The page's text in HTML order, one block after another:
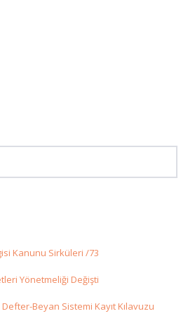
Kanunu Sirküleri /73
Yönetmeliği Değişti
Defter-Beyan Sistemi Kayıt Kılavuzu